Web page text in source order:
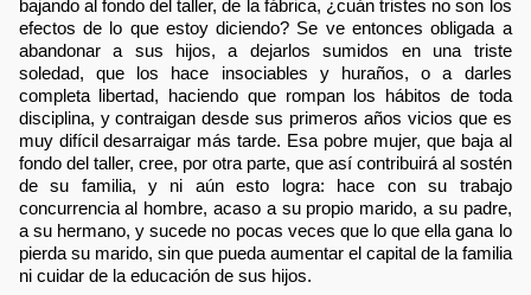
bajando al fondo del taller, de la fábrica, ¿cuán tristes no son los
efectos de lo que estoy diciendo? Se ve entonces obligada a
abandonar a sus hijos, a dejarlos sumidos en una triste
soledad, que los hace insociables y huraños, o a darles
completa libertad, haciendo que rompan los hábitos de toda
disciplina, y contraigan desde sus primeros años vicios que es
muy difícil desarraigar más tarde. Esa pobre mujer, que baja al
fondo del taller, cree, por otra parte, que así contribuirá al sostén
de su familia, y ni aún esto logra: hace con su trabajo
concurrencia al hombre, acaso a su propio marido, a su padre,
a su hermano, y sucede no pocas veces que lo que ella gana lo
pierda su marido, sin que pueda aumentar el capital de la familia
ni cuidar de la educación de sus hijos.